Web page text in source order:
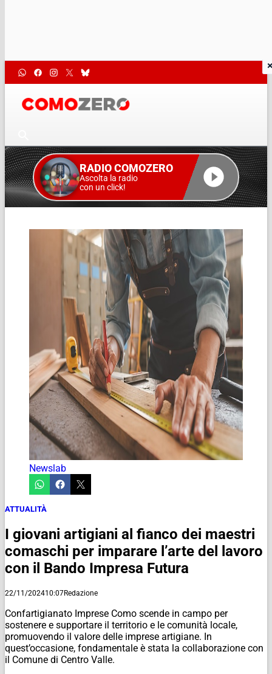
RADIO COMOZERO
Ascolta la radio
con un click!
Newslab
ATTUALITÀ
I giovani artigiani al fianco dei maestri
comaschi per imparare l’arte del lavoro
con il Bando Impresa Futura
22/11/202410:07Redazione
Confartigianato Imprese Como scende in campo per
sostenere e supportare il territorio e le comunità locale,
promuovendo il valore delle imprese artigiane. In
quest’occasione, fondamentale è stata la collaborazione con
il Comune di Centro Valle.